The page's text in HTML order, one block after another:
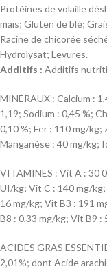
Protéines de volaille
maïs; Gluten de blé;
Racine de chicorée
Hydrolysat; Levures.
Additifs : Additifs
MINÉRAUX : Calcium :
1,19; Sodium : 0,45 %;
0,10 %; Fer : 110 mg/
Manganèse : 40 mg/kg;
VITAMINES : Vit A : 30
UI/kg; Vit C : 140 mg/
16 mg/kg; Vit B3 : 191
B8 : 0,33 mg/kg; Vit B9 :
ACIDES GRAS
2,01%; dont Acide